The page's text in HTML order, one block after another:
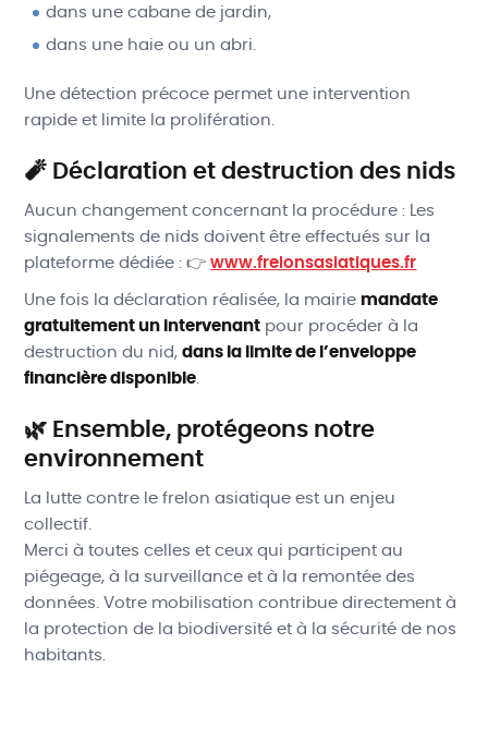
dans une cabane de jardin,
dans une haie ou un abri.
Une détection précoce permet une intervention
rapide et limite la prolifération.
🧨 Déclaration et destruction des nids
Aucun changement concernant la procédure : Les
signalements de nids doivent être effectués sur la
plateforme dédiée : 👉www.frelonsasiatiques.fr
Une fois la déclaration réalisée, la mairie mandate
gratuitement un intervenant pour procéder à la
destruction du nid,dans la limite de l’enveloppe
financière disponible.
🌿 Ensemble, protégeons notre
environnement
La lutte contre le frelon asiatique est un enjeu
collectif.
Merci à toutes celles et ceux qui participent au
piégeage, à la surveillance et à la remontée des
données. Votre mobilisation contribue directement à
la protection de la biodiversité et à la sécurité de nos
habitants.